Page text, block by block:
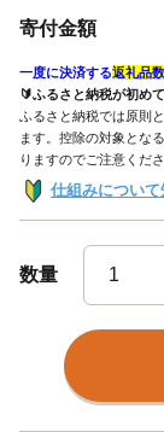
寄付金額
一度に決済する返礼品
🔰ふるさと納税が初め
ふるさと納税では原則
ます。控除の対象とな
りますのでご注意くださ
仕組みについて
数量